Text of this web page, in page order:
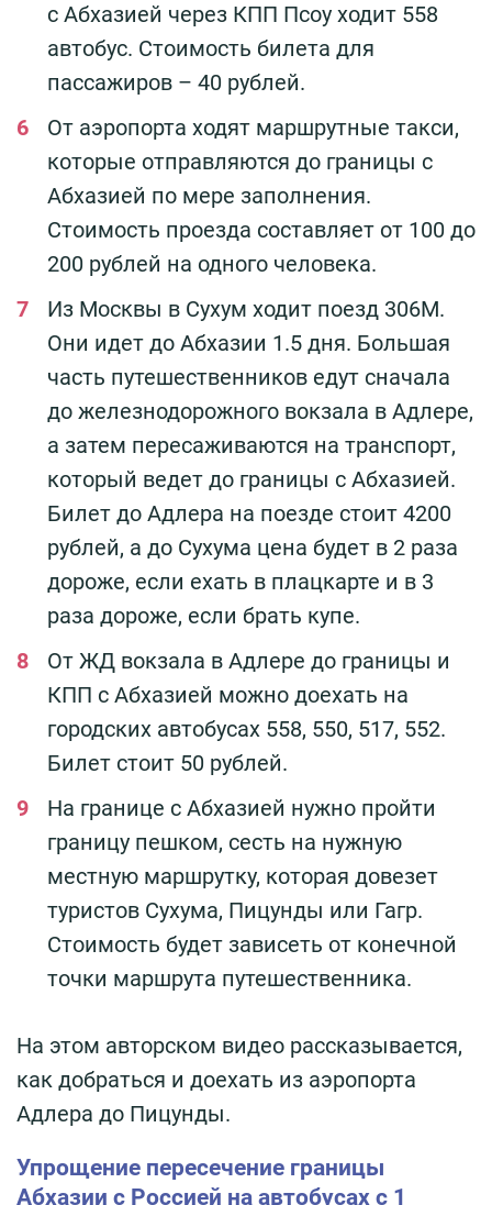
с Абхазией через КПП Псоу ходит 558
автобус. Стоимость билета для
пассажиров – 40 рублей.
От аэропорта ходят маршрутные такси,
которые отправляются до границы с
Абхазией по мере заполнения.
Стоимость проезда составляет от 100 до
200 рублей на одного человека.
Из Москвы в Сухум ходит поезд 306М.
Они идет до Абхазии 1.5 дня. Большая
часть путешественников едут сначала
до железнодорожного вокзала в Адлере,
а затем пересаживаются на транспорт,
который ведет до границы с Абхазией.
Билет до Адлера на поезде стоит 4200
рублей, а до Сухума цена будет в 2 раза
дороже, если ехать в плацкарте и в 3
раза дороже, если брать купе.
От ЖД вокзала в Адлере до границы и
КПП с Абхазией можно доехать на
городских автобусах 558, 550, 517, 552.
Билет стоит 50 рублей.
На границе с Абхазией нужно пройти
границу пешком, сесть на нужную
местную маршрутку, которая довезет
туристов Сухума, Пицунды или Гагр.
Стоимость будет зависеть от конечной
точки маршрута путешественника.
На этом авторском видео рассказывается,
как добраться и доехать из аэропорта
Адлера до Пицунды.
Упрощение пересечение границы
Абхазии с Россией на автобусах с 1